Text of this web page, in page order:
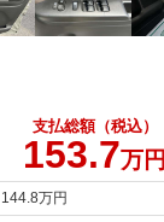
支払総額（税込）
153.7万円
144.8万円